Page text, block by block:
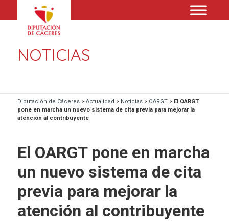
NOTICIAS
Diputación de Cáceres> Actualidad > Noticias> OARGT> El OARGT
pone en marcha un nuevo sistema de cita previa para mejorar la
atención al contribuyente
El OARGT pone en marcha
un nuevo sistema de cita
previa para mejorar la
atención al contribuyente